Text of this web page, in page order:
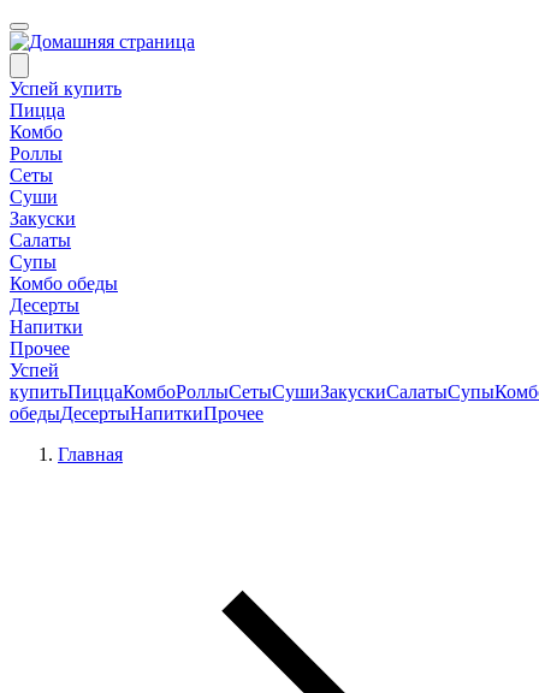
Успей купить
Пицца
Комбо
Роллы
Сеты
Суши
Закуски
Салаты
Супы
Комбо обеды
Десерты
Напитки
Прочее
Успей
купитьПиццаКомбоРоллыСетыСушиЗакускиСалатыСупы
обедыДесертыНапиткиПрочее
Главная